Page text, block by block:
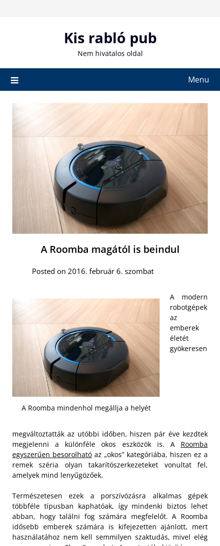
Kis rabló pub
Nem hivatalos oldal
Menu
A Roomba magától is beindul
Posted on 2016. február 6. szombat
A Roomba mindenhol megállja a helyét
A modern
robotgépek
az
emberek
életét
gyökeresen
megváltoztatták az utóbbi időben, hiszen pár éve kezdtek
megjelenni a különféle okos eszközök is. A Roomba
egyszerűen besorolható az „okos” kategóriába, hiszen ez a
remek széria olyan takarítószerkezeteket vonultat fel,
amelyek mind lenyűgözőek.
Természetesen ezek a porszívózásra alkalmas gépek
többféle típusban kaphatóak, így mindenki biztos lehet
abban, hogy találni fog számára megfelelőt. A Roomba
idősebb emberek számára is kifejezetten ajánlott, mert
használatához nem kell semmilyen szaktudás, mivel elég